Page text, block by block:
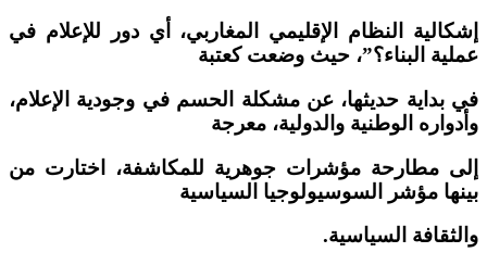
إشكالية النظام الإقليمي المغاربي، أي دور للإعلام في
عملية البناء؟”، حيث وضعت كعتبة
في بداية حديثها، عن مشكلة الحسم في وجودية الإعلام،
وأدواره الوطنية والدولية، معرجة
إلى مطارحة مؤشرات جوهرية للمكاشفة، اختارت من
بينها مؤشر السوسيولوجيا السياسية
والثقافة السياسية.